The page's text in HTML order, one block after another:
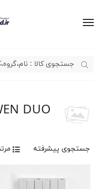
DUO
جستجوی پیشرفته